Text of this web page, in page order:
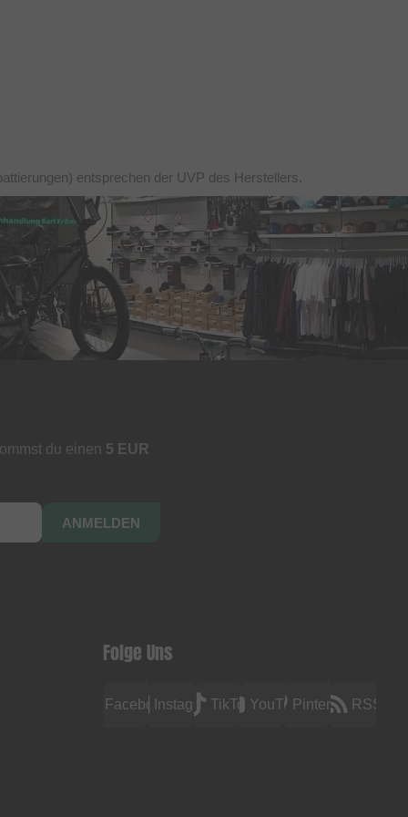
entsprechen der UVP des Herstellers.
du einen 5 EUR
ANMELDEN
Folge Uns
FacebookInstagramTikTokYouTubePinterest RSS